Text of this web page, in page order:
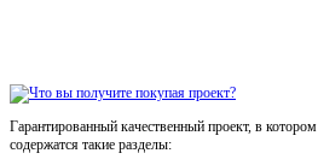
Гарантированный качественный проект, в котором
содержатся такие разделы: